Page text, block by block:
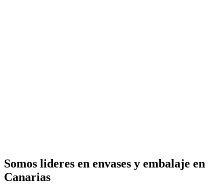
Somos lideres en envases y embalaje en
Canarias